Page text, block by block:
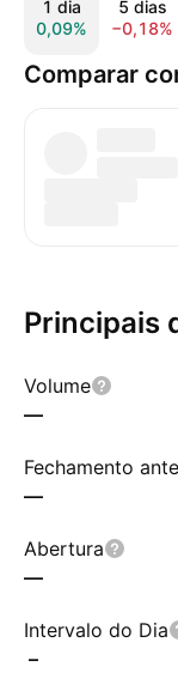
1 dia
0,09%
5 dias
−0,18%
Comparar
Principais
Volume
—
Fechamento
—
Abertura
—
Intervalo do Dia
–